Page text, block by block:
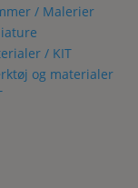
/ Malerier
/ KIT
og materialer